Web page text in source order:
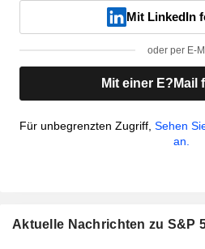
Mit LinkedIn
oder per E-
Mit einer E?Mail
Für unbegrenzten Zugriff, Sehen
an.
Aktuelle Nachrichten zu S&P